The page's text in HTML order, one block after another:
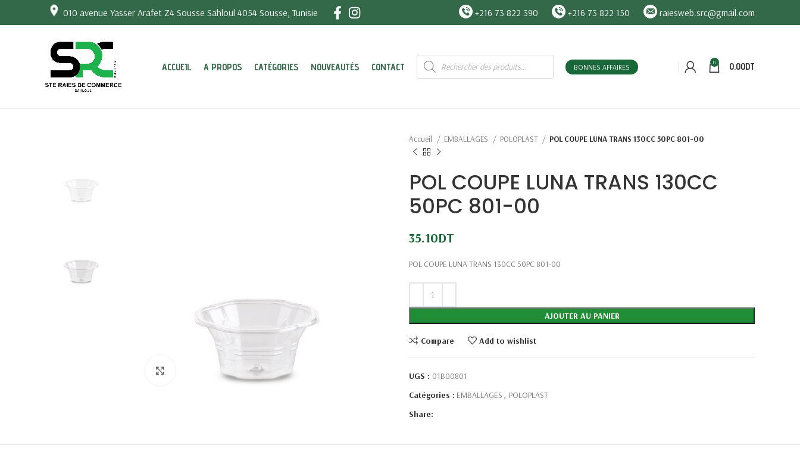
010 avenue Yasser Arafet Z4 Sousse Sahloul 4054 Sousse, Tunisie +216 73 822 390 +216 73 822 150 raiesweb.src@gmail.com
ACCUEIL A PROPOS CATÉGORIES NOUVEAUTÉS CONTACT
Recherche
de
produits
BONNES AFFAIRES
0 0.00DT
Accueil EMBALLAGES POLOPLAST POL COUPE LUNA TRANS 130CC 50PC 801-00
POL COUPE LUNA TRANS 130CC
50PC 801-00
35.10DT
POL COUPE LUNA TRANS 130CC 50PC 801-00
AJOUTER AU PANIER
Compare Add to wishlist
UGS : 01B00801
Catégories : EMBALLAGES , POLOPLAST
Share: